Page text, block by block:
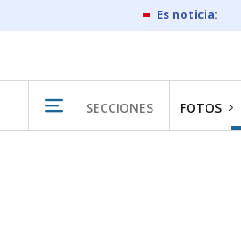
SECCIONES FOTOS